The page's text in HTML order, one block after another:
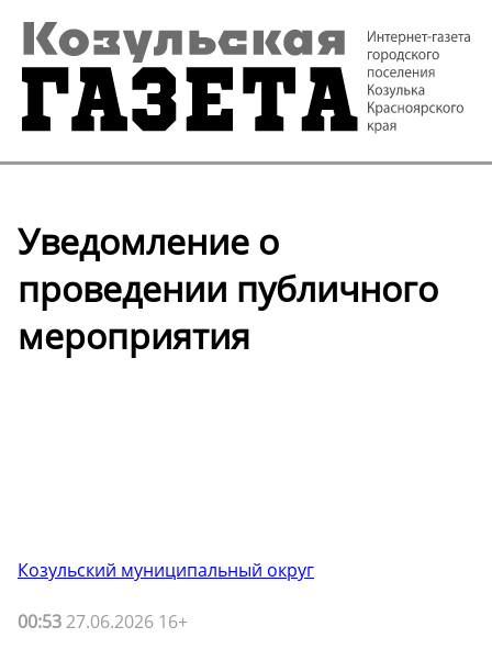
Уведомление о
проведении публичного
мероприятия
Козульский муниципальный округ
00:53 27.06.2026 16+